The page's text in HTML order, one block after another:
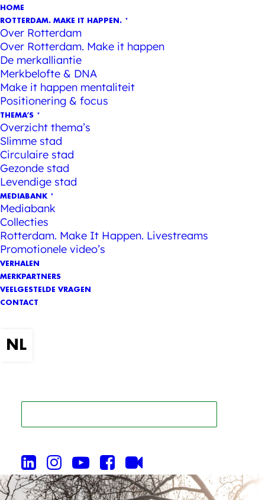
HOME
ROTTERDAM. MAKE IT HAPPEN.
Over Rotterdam
Over Rotterdam. Make it happen
De merkalliantie
Merkbelofte & DNA
Make it happen mentaliteit
Positionering & focus
THEMA’S
Overzicht thema’s
Slimme stad
Circulaire stad
Gezonde stad
Levendige stad
MEDIABANK
Mediabank
Collecties
Rotterdam. Make It Happen. Livestreams
Promotionele video’s
VERHALEN
MERKPARTNERS
VEELGESTELDE VRAGEN
CONTACT